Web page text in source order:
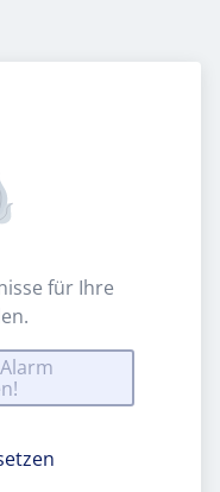
für Ihre